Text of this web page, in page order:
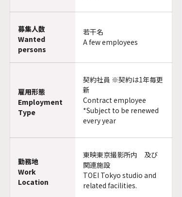
募集人数
Wanted
persons
若干名
A few employees
雇用形態
Employment
Type
契約社員 ※契約は1年毎更
新
Contract employee
*Subject to be renewed
every year
勤務地
Work
Location
東映東京撮影所内 及び
関連施設
TOEI Tokyo studio and
related facilities.